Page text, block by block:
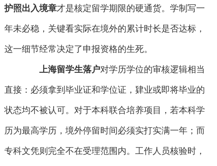
护照出入境章才是核定留学期限的硬通货。学制写一
年未必稳，关键看实际在境外的累计时长是否达标，
这一细节经常决定了申报资格的生死。
上海留学生落户对学历学位的审核逻辑相当
直接：必须拿到毕业证和学位证，肄业或即将毕业的
状态均不被认可。对于本科联合培养项目，若本科学
历为最高学历，境外停留时间必须实打实满一年；而
专科文凭则完全不在受理范围内。工作人员核验时，